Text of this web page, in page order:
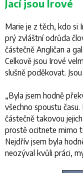
Jací jsou Irové
Marie je z těch, kdo si
prý zvláštní odrůda
částečně Angličan a
Celkově jsou Irové
slušně poděkovat.
Byla jsem hodně
všechno spoustu
částečně takovou
prostě ocitnete mimo
Nejdřív jsem byla
neozýval kvůli práci,